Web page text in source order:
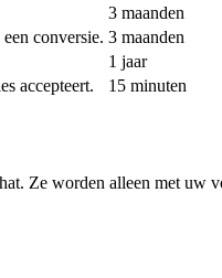
3 maanden
conversie. 3 maanden
1 jaar
accepteert. 15 minuten
Ze worden alleen met uw